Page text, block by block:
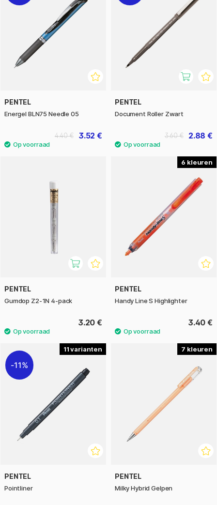
PENTEL
Energel BLN75 Needle 05
3.52 €
4.40 €
PENTEL
Document Roller Zwart
2.88 €
3.60 €
PENTEL
Gumdop Z2-1N 4-pack
3.20 €
6
PENTEL
Handy Line S Highlighter
3.40 €
11
11%
PENTEL
Pointliner
7
PENTEL
Milky Hybrid Gelpen